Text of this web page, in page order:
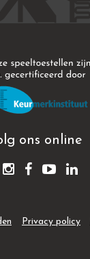
ons online
Privacy policy